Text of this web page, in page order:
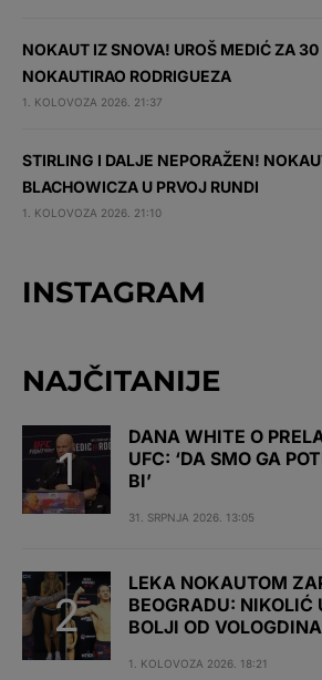
NOKAUT IZ SNOVA! UROŠ MEDIĆ ZA 30
NOKAUTIRAO RODRIGUEZA
1. KOLOVOZA 2026. 21:37
STIRLING I DALJE NEPORAŽEN!
BLACHOWICZA U PRVOJ RUNDI
1. KOLOVOZA 2026. 21:10
INSTAGRAM
NAJČITANIJE
DANA WHITE O
UFC: ‘DA SMO GA
BI’
31. SRPNJA 2026. 13:05
LEKA NOKAUTOM
BEOGRADU: NIKOLIĆ
BOLJI OD VOLOGDINA
1. KOLOVOZA 2026. 18:21